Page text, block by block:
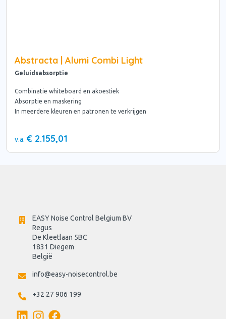
Abstracta | Alumi Combi Light
Geluidsabsorptie
Combinatie whiteboard en akoestiek
Absorptie en maskering
In meerdere kleuren en patronen te verkrijgen
v.a. € 2.155,01
EASY Noise Control Belgium BV
Regus
De Kleetlaan 5BC
1831 Diegem
België
info@easy-noisecontrol.be
+32 27 906 199